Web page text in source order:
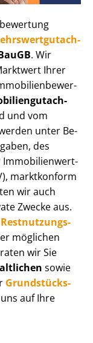
. Wir
Ihrer
und vom
unter Be­
des
Im­mo­bi­li­en­wert­
marktkonform
wir auch
Zwecke aus.
Rest­nut­zungs­
möglichen
wir Sie
sowie
Grund­stücks­
auf Ihre